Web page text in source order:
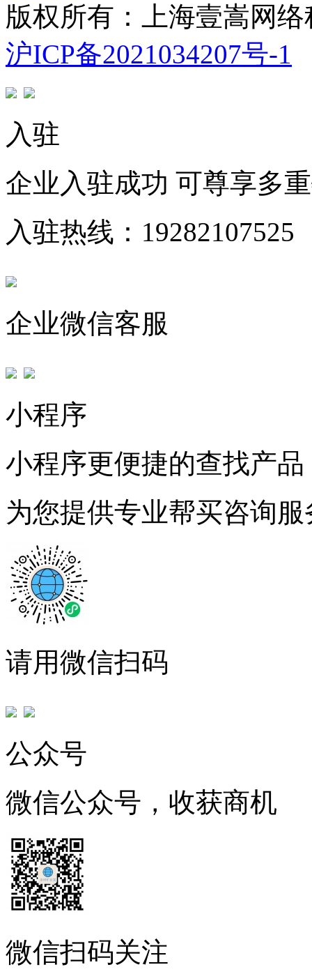
版权所有：上海壹嵩网
沪ICP备2021034207号-1
入驻
企业入驻成功 可尊享多
入驻热线：19282107525
企业微信客服
小程序
小程序更便捷的查找产品
为您提供专业帮买咨询服
请用微信扫码
公众号
微信公众号，收获商机
微信扫码关注